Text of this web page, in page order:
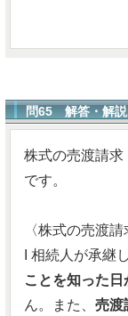
問65 解答・解説
株式の売渡請求
です。
〈株式の売渡請
I 相続人が承継
ことを知った日
ん。また、 売渡